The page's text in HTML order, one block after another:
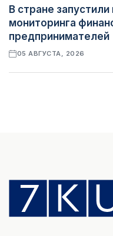
В стране
мониторинга
предпринимателей
05 АВГУСТА, 2026
НОВОСТИ
В Алатау создадут
производству